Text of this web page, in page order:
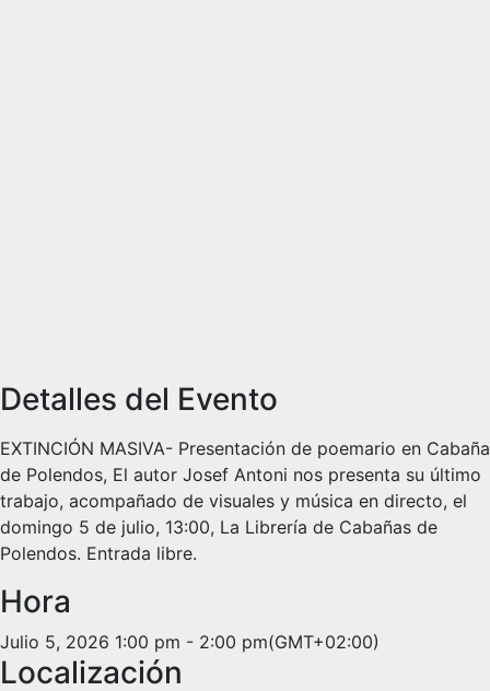
Detalles del Evento
EXTINCIÓN MASIVA- Presentación de poemario en
de Polendos, El autor Josef Antoni nos presenta su último
trabajo, acompañado de visuales y música en directo, el
domingo 5 de julio, 13:00, La Librería de Cabañas de
Polendos. Entrada libre.
Hora
Julio 5, 2026 1:00 pm - 2:00 pm(GMT+02:00)
Localización